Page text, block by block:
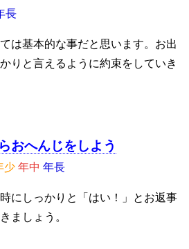
長
は基本的な事だと思います。お出
りと言えるように約束をしていき
おへんじをしよう
少 年中 年長
にしっかりと「はい！」とお返事
ましょう。